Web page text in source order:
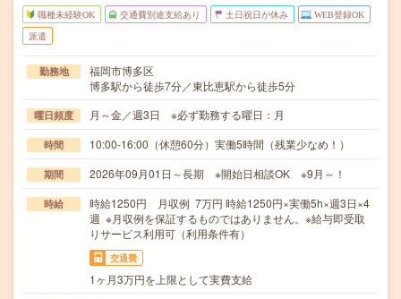
職種未経験OK 交通費別途支給あり 土日祝日が休み WEB登録OK
派遣
勤務地
福岡市博多区
博多駅から徒歩7分／東比恵駅から徒歩5分
曜日頻度 月～金／週3日 ※必ず勤務する曜日：月
時間 10:00-16:00（休憩60分）実働5時間（残業少なめ！）
期間 2026年09月01日～長期 ※開始日相談OK ※9月～！
時給
時給1250円 月収例 7万円 時給1250円×実働5h×週3日×4
週 ※月収例を保証するものではありません。※給与即受取
りサービス利用可（利用条件有）
交通費
1ヶ月3万円を上限として実費支給